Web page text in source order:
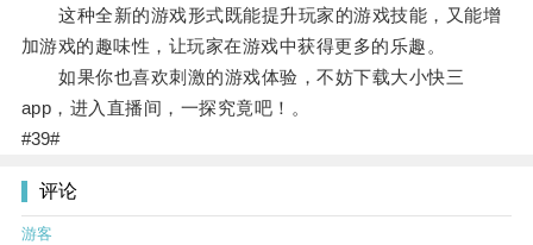
这种全新的游戏形式既能提升玩家的游戏技能，又能增
加游戏的趣味性，让玩家在游戏中获得更多的乐趣。
如果你也喜欢刺激的游戏体验，不妨下载大小快三
app，进入直播间，一探究竟吧！。
#39#
评论
游客